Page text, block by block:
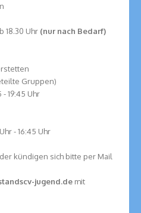
18.30 Uhr (nur nach Bedarf)
Gruppen)
- 19:45 Uhr
- 16:45 Uhr
kündigen sich bitte per Mail
scv-jugend.de mit